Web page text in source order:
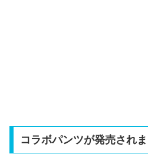
コラボパンツが発売され